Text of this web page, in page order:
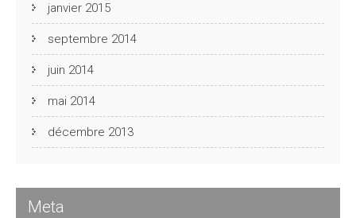
janvier 2015
septembre 2014
juin 2014
mai 2014
décembre 2013
Meta